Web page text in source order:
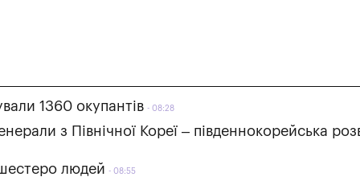
1360 окупантів 08:28
з Північної Кореї – південнокорейська
людей 08:55